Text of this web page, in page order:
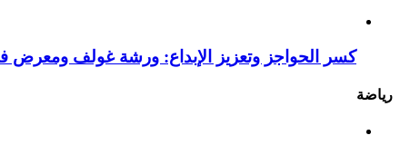
كسر الحواجز وتعزيز الإبداع: ورشة غولف ومعرض
رياضة